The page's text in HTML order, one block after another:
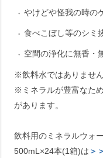
やけどや怪我の時の
食べこぼし等のシミ
空間の浄化に無香・
※飲料水ではありません
※ミネラルが豊富なた
があります。
飲料用のミネラルウォ
500mL×24本(1箱)は ＞